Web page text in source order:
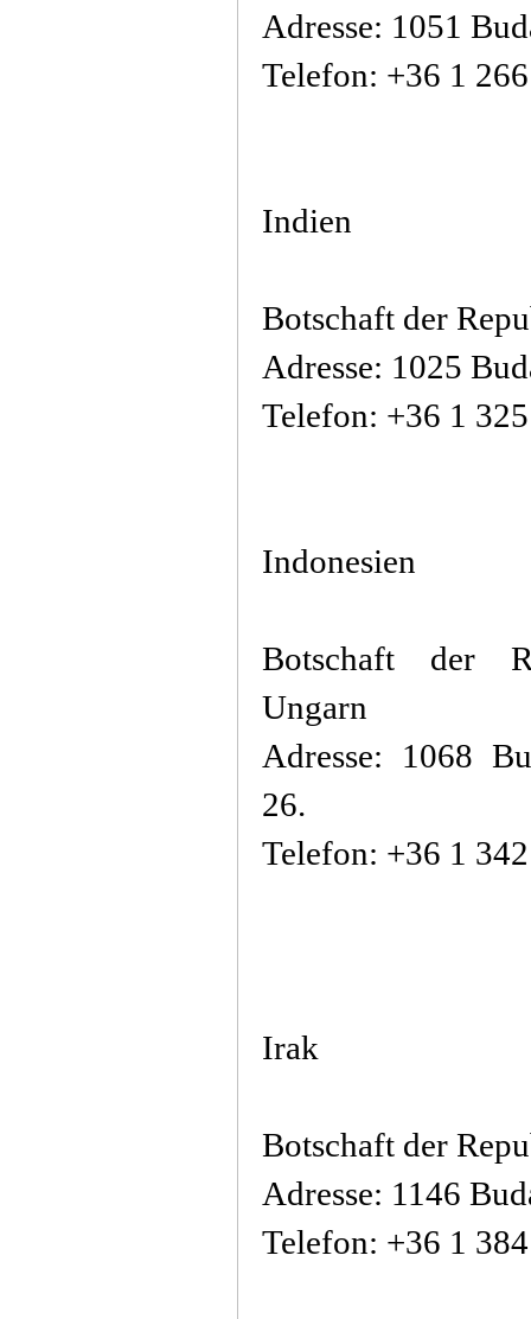
Adresse: 1051
Telefon: +36 1
Indien
Botschaft der
Adresse: 1025
Telefon: +36 1
Indonesien
Botschaft der
Ungarn
Adresse: 1068
26.
Telefon: +36 1
Irak
Botschaft der
Adresse: 1146
Telefon: +36 1